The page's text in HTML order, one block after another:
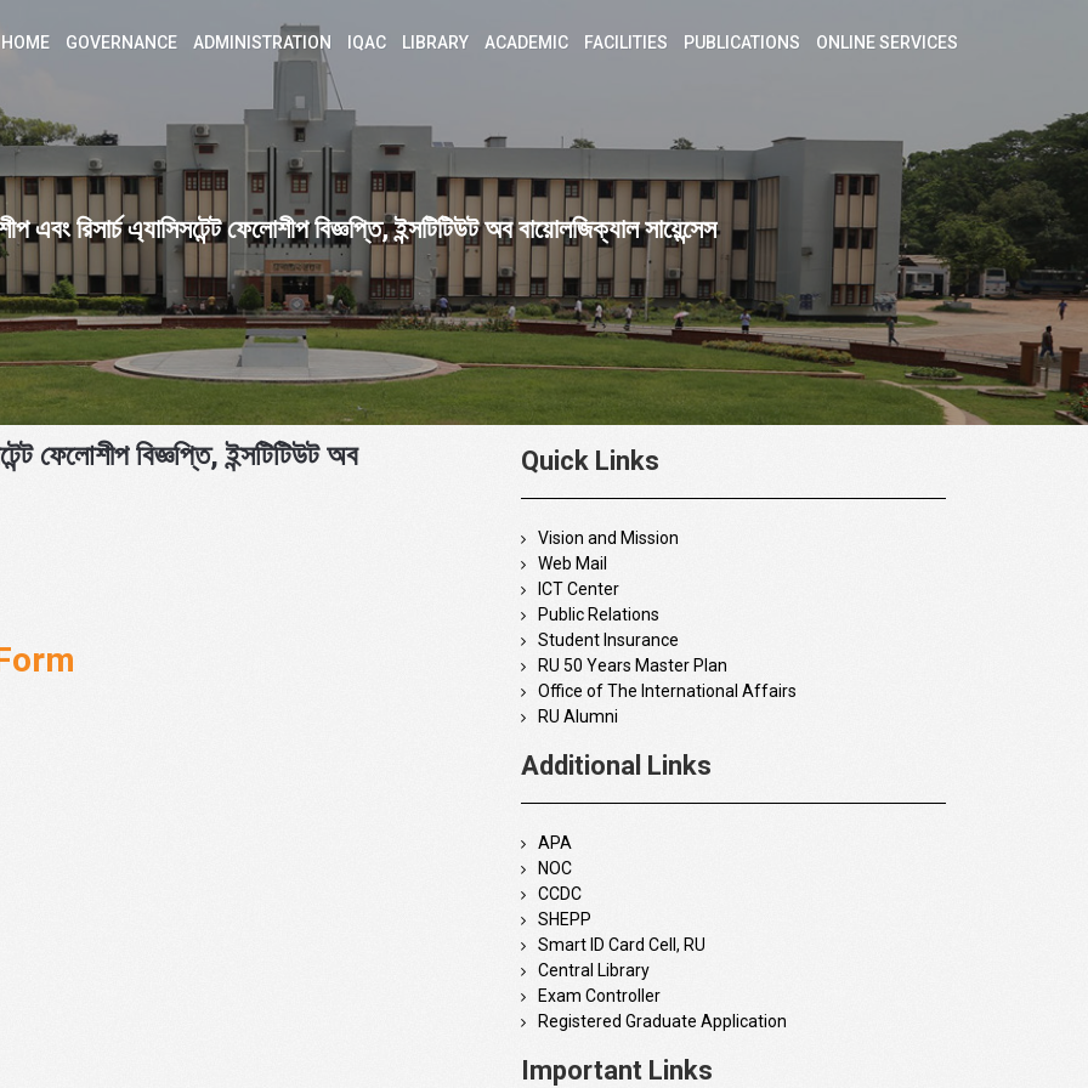
HOME GOVERNANCE ADMINISTRATION IQAC LIBRARY ACADEMIC FACILITIES PUBLICATIONS ONLINE SERVICES
এবং রিসার্চ এ্যাসিসটেন্ট ফেলোশীপ বিজ্ঞপ্তি, ইন্সটিটিউট অব বায়োলজিক্যাল সায়েন্সেস
ফেলোশীপ বিজ্ঞপ্তি, ইন্সটিটিউট অব
Quick Links
Vision and Mission
Web Mail
ICT Center
Public Relations
Student Insurance
RU 50 Years Master Plan
Office of The International Affairs
RU Alumni
Additional Links
APA
NOC
CCDC
SHEPP
Smart ID Card Cell, RU
Central Library
Exam Controller
Registered Graduate Application
Important Links